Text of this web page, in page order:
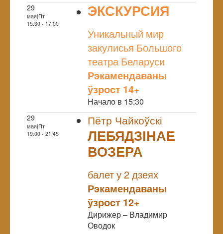
29
мая|Пт
15:30 - 17:00
ЭКСКУРСИЯ
Уникальный мир
закулисья Большого
театра Беларуси
Рэкамендаваны
ўзрост 14+
Начало в 15:30
29
мая|Пт
19:00 - 21:45
Пётр Чайкоўскі
ЛЕБЯДЗІНАЕ
ВОЗЕРА
балет у 2 дзеях
Рэкамендаваны
ўзрост 12+
Дирижер – Владимир
Оводок